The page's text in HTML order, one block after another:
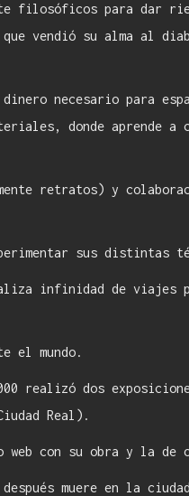
filosóficos para
vendió su alma al
necesario para
donde aprende
retratos) y
sus distintas
infinidad de viajes
el mundo.
realizó dos
Real).
web con su obra y la
muere en la